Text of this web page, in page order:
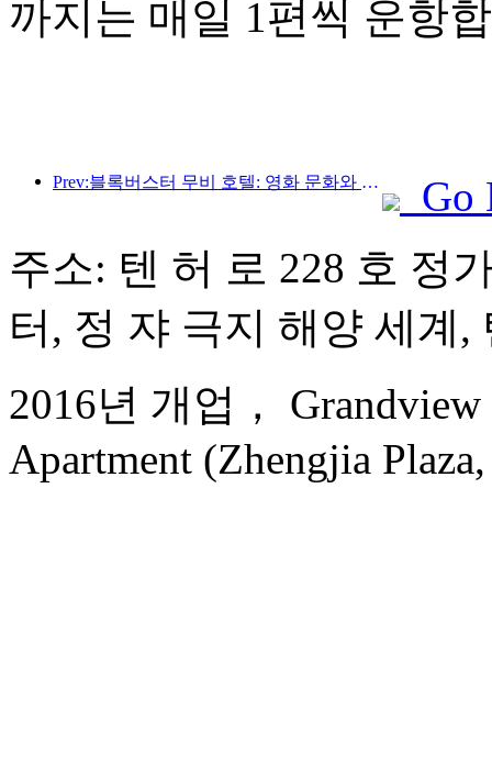
까지는 매일 1편씩 운항
Prev:블록버스터 무비 호텔: 영화 문화와 숙박 경험의 창의적인 융합
Go
주소: 텐 허 로 228 호 정
터, 정 쟈 극지 해양 세계,
2016년 개업， Grandview
Apartment (Zhengjia